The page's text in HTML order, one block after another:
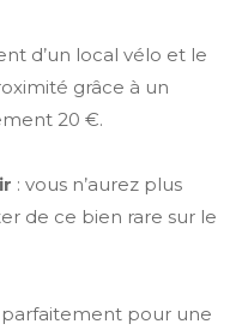
d’un local vélo et le
grâce à un
20 €.
: vous n’aurez plus
de ce bien rare sur le
pour une